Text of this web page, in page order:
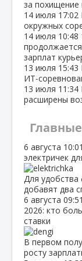
за похищение
14 июля 17:02
окружных
14 июля 10:48
зарплат
13 июля 15:43
13 июля 11:34
расширены
6 августа 10:01
электричек
Для
добавят два
6 августа 09:51
2026: кто
ставки
В первом
росту